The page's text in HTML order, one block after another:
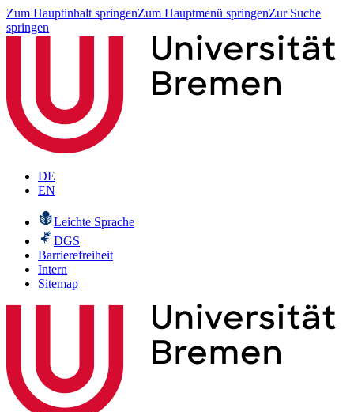
Zum Hauptinhalt springenZum Hauptmenü springenZur Suche
springen
DE
EN
Leichte Sprache
DGS
Barrierefreiheit
Intern
Sitemap